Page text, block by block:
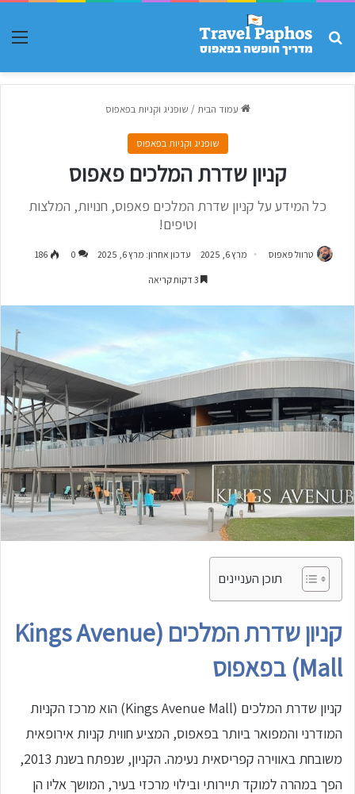
חפש עבור
עמוד הבית / שופניג וקניות בפאפוס
שופניג וקניות בפאפוס
קניון שדרת המלכים פאפוס
כל המידע על קניון שדרת המלכים פאפוס, חנויות, המלצות
וטיפים!
טרוול פאפוס מרץ 6, 2025 עדכון אחרון: מרץ 6, 2025 0
186
תוכן העניינים
קניון שדרת המלכים (Kings Avenue
Mall) בפאפוס
קניון שדרת המלכים (Kings Avenue Mall) הוא מרכז הקניות
המודרני והמפואר ביותר בפאפוס, המציע חווית קניות אירופאית
משובחת באווירה קפריסאית נעימה. הקניון, שנפתח בשנת 2013,
הפך במהרה למוקד תיירותי ובילוי מרכזי בעיר, המושך אליו הן